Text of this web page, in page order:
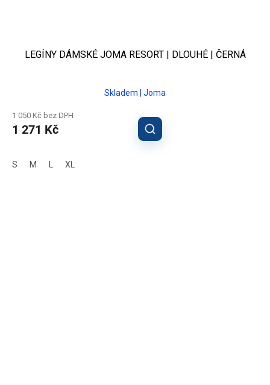
LEGÍNY DÁMSKÉ JOMA RESORT | DLOUHÉ | ČERNÁ
Skladem | Joma
1 050 Kč bez DPH
1 271 Kč
S M XL